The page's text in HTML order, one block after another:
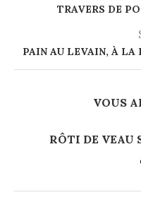
TRAVERS DE
PAIN AU LEVAIN, À LA
VOUS
RÔTI DE VEAU